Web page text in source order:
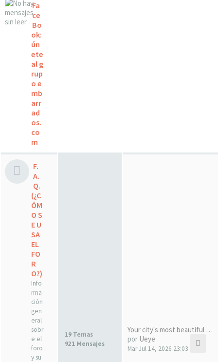
Fa
ce
Bo
ok:
ún
ete
al g
rup
o e
mb
arr
ad
os.
co
m
F.
A.
Q.
(¿C
ÓM
O S
E U
SA
EL
FO
R
O?)
Info
rma
ción
gen
eral
sobr
e el
foro
y su
19 Temas
921 Mensajes
Your city's most beautiful gi…
por Ueye
Mar Jul 14, 2026 23:03